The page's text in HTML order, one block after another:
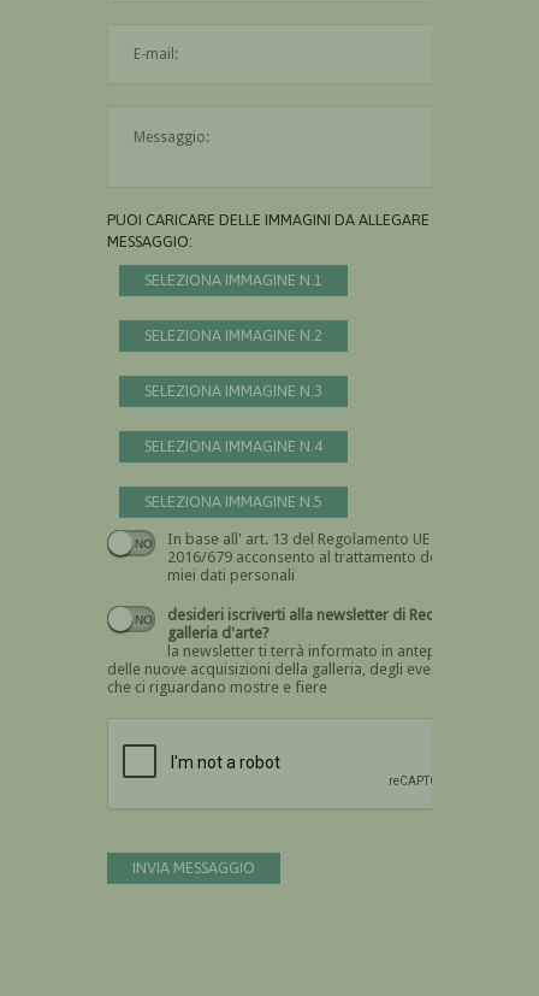
PUOI CARICARE DELLE IMMAGINI DA ALLEGARE AL
MESSAGGIO:
SELEZIONA IMMAGINE N.1
SELEZIONA IMMAGINE N.2
SELEZIONA IMMAGINE N.3
SELEZIONA IMMAGINE N.4
SELEZIONA IMMAGINE N.5
In base all' art. 13 del Regolamento UE n.
2016/679 acconsento al trattamento dei
miei dati personali
Devi dare il consenso
desideri iscriverti alla newsletter di Recta
galleria d'arte?
la newsletter ti terrà informato in anteprima
delle nuove acquisizioni della galleria, degli eventi
che ci riguardano mostre e fiere
INVIA MESSAGGIO